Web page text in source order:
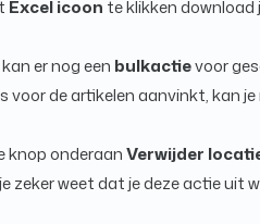
Excel icoon te klikken
er nog een bulkactievoor
voor de artikelen aanvinkt, kan
knop onderaanVerwijder
zeker weet dat je deze actie uit